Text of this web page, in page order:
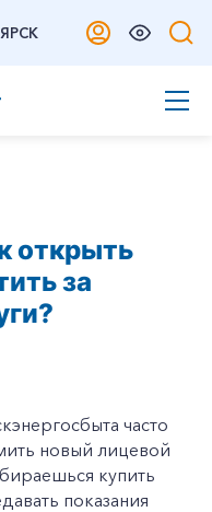
открыть
за
часто
новый лицевой
купить
показания